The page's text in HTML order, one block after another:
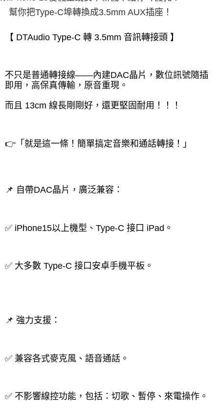
幫你把Type-C埠轉換成3.5mm AUX插座！
【 DTAudio Type-C 轉 3.5mm 音訊轉接頭 】
不只是普通轉接線——內建DAC晶片，數位訊號隨插
即用，高保真傳輸，原音重現。
而且 13cm 線長剛剛好，還更堅固耐用！！！
👉「就是這一條！簡單搞定音樂和通話轉接！」
📌 自帶DAC晶片，廣泛兼容：
✅ iPhone15以上機型、Type-C 接口 iPad。
✅ 大多數 Type-C 接口安卓手機平板。
📌 強力支援：
✅ 兼容各式麥克風、語音通話。
✅ 不影響線控功能，包括：切歌、暫停、來電操作。